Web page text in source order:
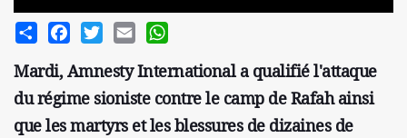
Share FacebookTwitterEmail
Mardi, Amnesty International a qualifié l'attaque
du régime sioniste contre le camp de Rafah ainsi
que les martyrs et les blessures de dizaines de